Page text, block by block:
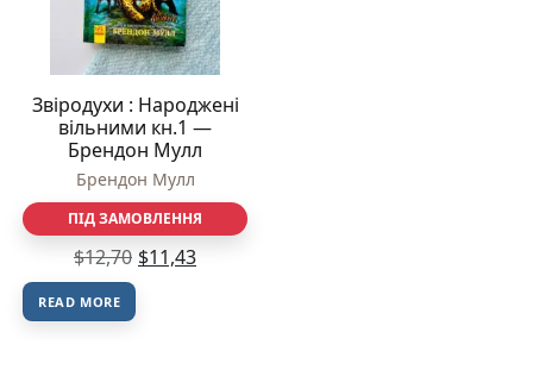
Звіродухи : Народжені
вільними кн.1 —
Брендон Мулл
Брендон Мулл
ПІД ЗАМОВЛЕННЯ
$12,70 $11,43
READ MORE